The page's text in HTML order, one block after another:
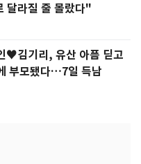
달라질 줄 몰랐다"
♥김기리, 유산 아픔 딛고
부모됐다…7일 득남